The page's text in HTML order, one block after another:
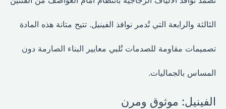
الثالثة والرابعة التي تُدمر نوافذ الفينيل. تتيح متانة هذه المادة
تصميمات مقاومة للصدمات تُلبي معايير البناء الصارمة دون
المساس بالجماليات.
الفينيل: موثوق ومرن